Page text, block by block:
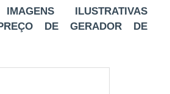
de placa vibratória é
de cascalhos,
compactação de.
ILUSTRATIVAS
DE GERADOR DE